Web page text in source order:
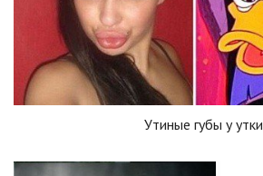
Утиные губы у утки